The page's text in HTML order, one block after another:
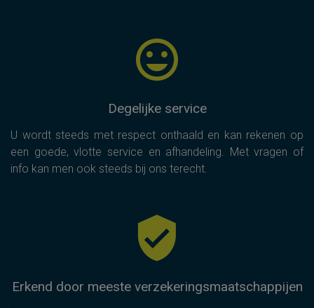
Degelijke service
U wordt steeds met respect onthaald en kan rekenen op
een goede, vlotte service en afhandeling. Met vragen of
info kan men ook steeds bij ons terecht.
Erkend door meeste verzekeringsmaatschappijen